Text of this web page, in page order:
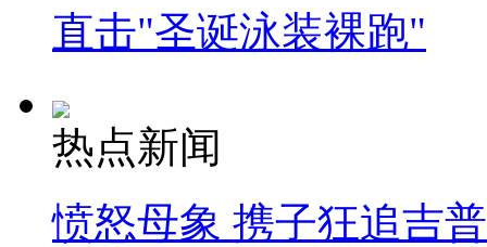
直击"圣诞泳装裸跑"
热点新闻
愤怒母象 携子狂追吉